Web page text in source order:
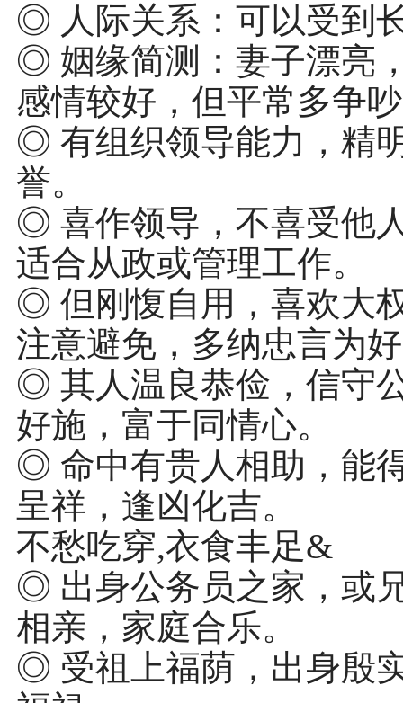
◎ 人际关系：可以受到
◎ 姻缘简测：妻子漂亮
感情较好，但平常多争
◎ 有组织领导能力，精
誉。
◎ 喜作领导，不喜受他
适合从政或管理工作。
◎ 但刚愎自用，喜欢大
注意避免，多纳忠言为
◎ 其人温良恭俭，信守
好施，富于同情心。
◎ 命中有贵人相助，能
呈祥，逢凶化吉。
不愁吃穿,衣食丰足&
◎ 出身公务员之家，或
相亲，家庭合乐。
◎ 受祖上福荫，出身殷